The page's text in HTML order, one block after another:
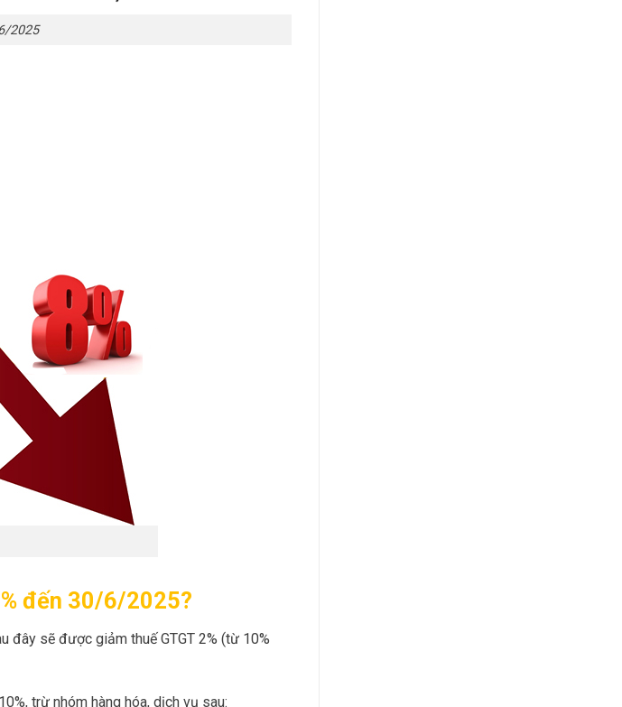
2025
đến 30/6/2025?
đây sẽ được giảm thuế GTGT 2% (từ 10%
trừ nhóm hàng hóa, dịch vụ sau: